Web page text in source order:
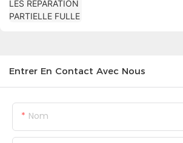
Entrer En Contact Avec Nous
Nom